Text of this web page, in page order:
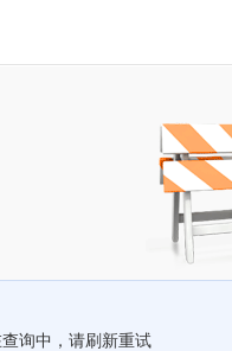
询中，请刷新重试